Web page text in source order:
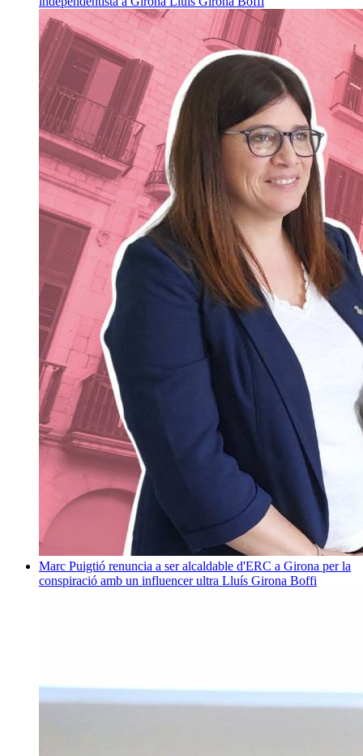
Marc Puigtió renuncia a ser alcaldable d'ERC a Girona per la
conspiració amb un influencer ultra Lluís Girona Boffi